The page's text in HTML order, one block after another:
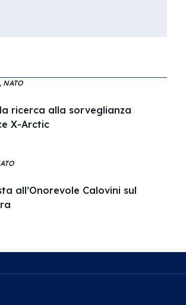
ricerca alla sorveglianza
X-Arctic
all’Onorevole Calovini sul